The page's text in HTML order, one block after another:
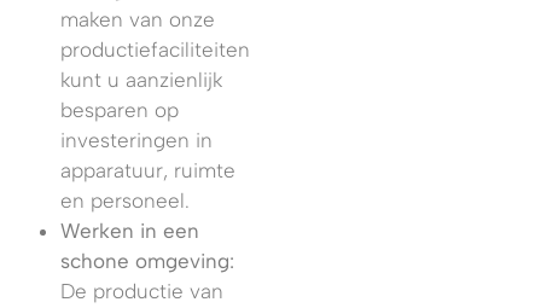
maken van onze
productiefaciliteiten
kunt u aanzienlijk
besparen op
investeringen in
apparatuur, ruimte
en personeel.
Werken in een
schone omgeving:
De productie van